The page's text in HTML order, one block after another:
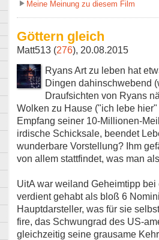
Meine Meinung zu diesem Film
Göttern gleich
Matt513 (276), 20.08.2015
Ryans Art zu leben hat
Dingen dahinschwebend
Draufsichten von Ryans
Wolken zu Hause ("ich lebe
Empfang seiner 10-Millionen-
irdische Schicksale, beendet
wunderbare Vorstellung? Ihm
von allem stattfindet, was man
UitA war weiland Geheimtipp
verdient gehabt als bloß 6
Hauptdarsteller, was für sie
fire, das Schwungrad des US-
gleichzeitig seine grausame